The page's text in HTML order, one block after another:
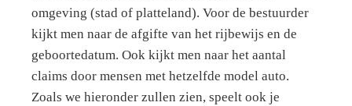
omgeving (stad of platteland). Voor de bestuurder
kijkt men naar de afgifte van het rijbewijs en de
geboortedatum. Ook kijkt men naar het aantal
claims door mensen met hetzelfde model auto.
Zoals we hieronder zullen zien, speelt ook je